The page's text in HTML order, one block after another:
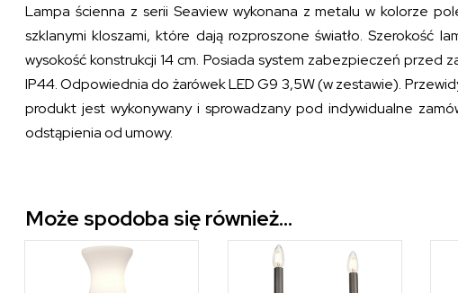
Lampa ścienna z serii Seaview wykonana z metalu w kolorze
szklanymi kloszami, które dają rozproszone światło. Szerokość
wysokość konstrukcji 14 cm. Posiada system zabezpieczeń przed
IP44. Odpowiednia do żarówek LED G9 3,5W (w zestawie).
produkt jest wykonywany i sprowadzany pod indywidualne
odstąpienia od umowy.
Może spodoba się również…